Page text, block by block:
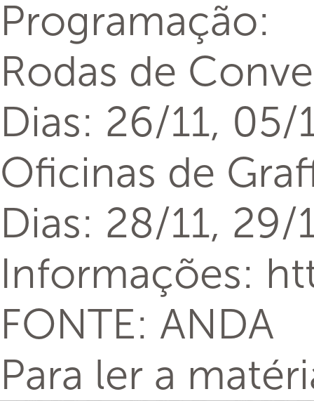
Programação:
Rodas de
Dias: 26/11, 05/
Oficinas de
Dias: 28/11, 29/
Informações:
FONTE: ANDA
Para ler a